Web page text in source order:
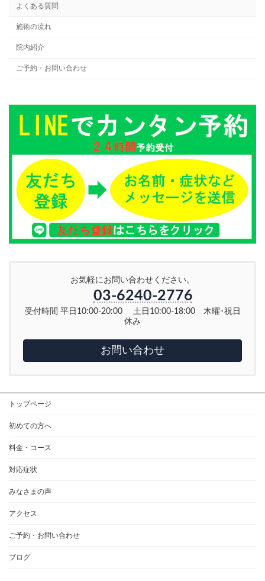
よくある質問
施術の流れ
院内紹介
ご予約・お問い合わせ
お気軽にお問い合わせください。
03-6240-2776
受付時間 平日10:00-20:00 土日10:00-18:00 木曜･祝日
休み
お問い合わせ
トップページ
初めての方へ
料金・コース
対応症状
みなさまの声
アクセス
ご予約・お問い合わせ
ブログ